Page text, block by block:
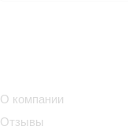
О компании
Отзывы